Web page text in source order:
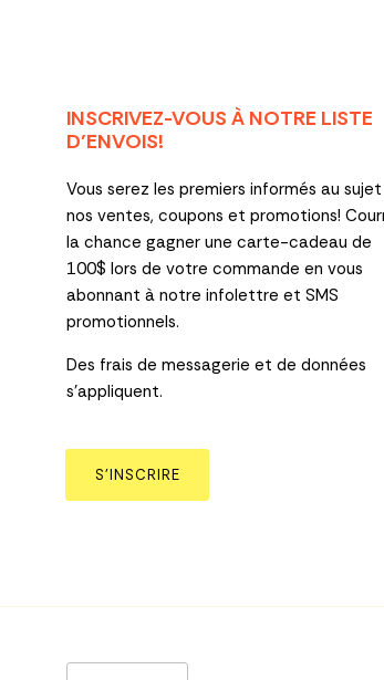
INSCRIVEZ-VOUS À NOTRE LISTE
D’ENVOIS!
Vous serez les premiers informés au
nos ventes, coupons et promotions!
la chance gagner une carte-cadeau de
100$ lors de votre commande en vous
abonnant à notre infolettre et SMS
promotionnels.
Des frais de messagerie et de données
s’appliquent.
S’INSCRIRE
Langue